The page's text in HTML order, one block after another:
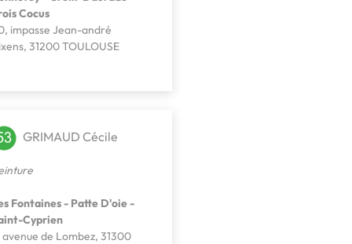
Cocus
impasse Jean-andré
31200 TOULOUSE
GRIMAUD Cécile
Fontaines - Patte D'oie -
Cyprien
avenue de Lombez, 31300